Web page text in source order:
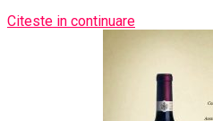
Citeste in continuare